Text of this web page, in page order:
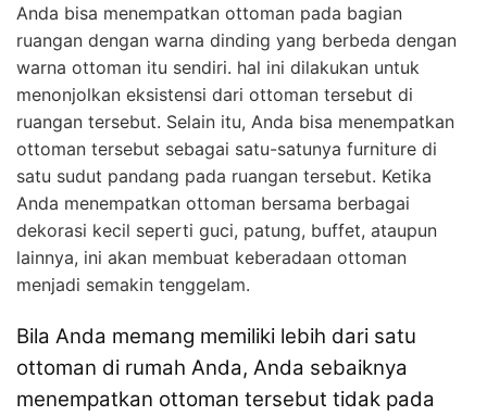
Anda bisa menempatkan ottoman pada bagian
ruangan dengan warna dinding yang berbeda dengan
warna ottoman itu sendiri. hal ini dilakukan untuk
menonjolkan eksistensi dari ottoman tersebut di
ruangan tersebut. Selain itu, Anda bisa menempatkan
ottoman tersebut sebagai satu-satunya furniture di
satu sudut pandang pada ruangan tersebut. Ketika
Anda menempatkan ottoman bersama berbagai
dekorasi kecil seperti guci, patung, buffet, ataupun
lainnya, ini akan membuat keberadaan ottoman
menjadi semakin tenggelam.
Bila Anda memang memiliki lebih dari satu
ottoman di rumah Anda, Anda sebaiknya
menempatkan ottoman tersebut tidak pada